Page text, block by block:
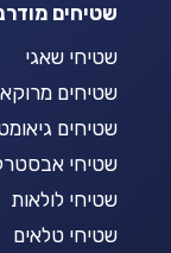
שטיחים
שטיחי שאגי
שטיחים
שטיחים
שטיחי
שטיחי לולאות
שטיחי טלאים